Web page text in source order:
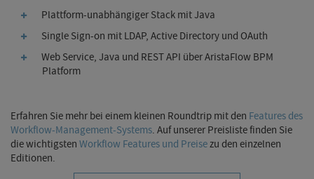
Plattform-unabhängiger Stack mit Java
Single Sign-on mit LDAP, Active Directory und OAuth
Web Service, Java und REST API über AristaFlow BPM
Platform
Erfahren Sie mehr bei einem kleinen Roundtrip mit den Features des
Workflow-Management-Systems. Auf unserer Preisliste finden Sie
die wichtigsten Workflow Features und Preisezu den einzelnen
Editionen.